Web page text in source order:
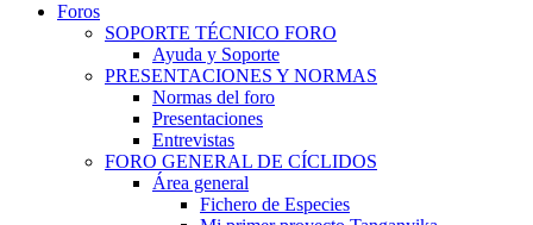
Foros
SOPORTE TÉCNICO FORO
Ayuda y Soporte
PRESENTACIONES Y NORMAS
Normas del foro
Presentaciones
Entrevistas
FORO GENERAL DE CÍCLIDOS
Área general
Fichero de Especies